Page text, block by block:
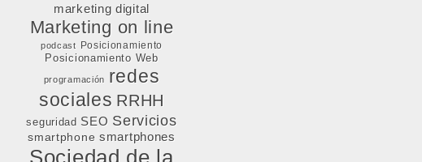
marketing digital
Marketing on line
podcast
Posicionamiento
Posicionamiento Web
programación redes
sociales RRHH
seguridad SEO Servicios
smartphone smartphones
Sociedad de la